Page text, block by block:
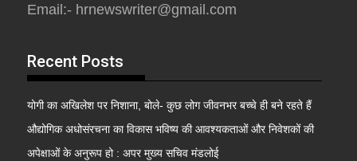
Email:- hrnewswriter@gmail.com
Recent Posts
योगी का अखिलेश पर निशाना, बोले- कुछ लोग जीवनभर बच्चे ही बने रहते हैं
औद्योगिक अधोसंरचना का विकास भविष्य की आवश्यकताओं और निवेशकों की
अपेक्षाओं के अनुरूप हो : अपर मुख्य सचिव मंडलोई